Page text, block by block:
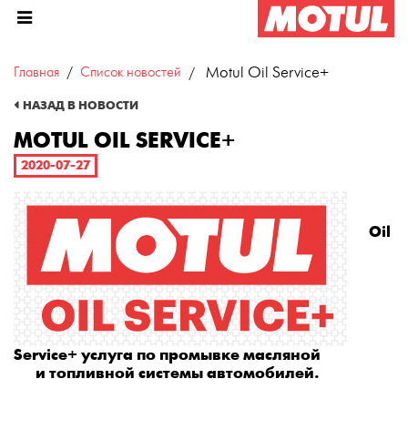
Главная Список новостей Motul Oil Service+
НАЗАД В НОВОСТИ
MOTUL OIL SERVICE+
2020-07-27
Oil
Service+ услуга по промывке масляной
и топливной системы автомобилей.